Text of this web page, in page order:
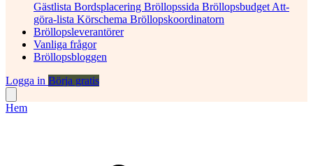
Gästlista Bordsplacering Bröllopssida Bröllopsbudget Att-
göra-lista Körschema Bröllopskoordinatorn
Bröllopsleverantörer
Vanliga frågor
Bröllopsbloggen
Logga in Börja gratis
Hem